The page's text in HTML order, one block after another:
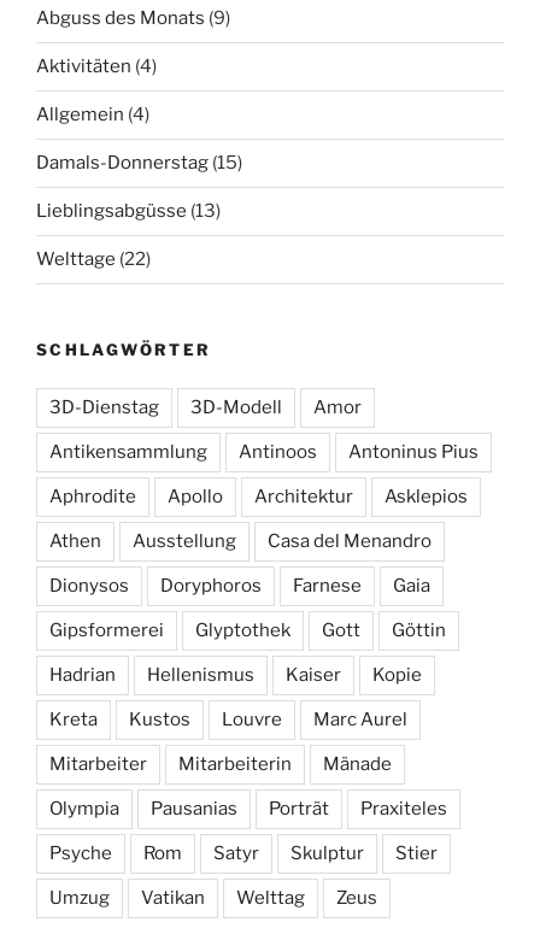
Abguss des Monats (9)
Aktivitäten (4)
Allgemein (4)
Damals-Donnerstag (15)
Lieblingsabgüsse (13)
Welttage (22)
SCHLAGWÖRTER
3D-Dienstag 3D-Modell Amor
Antikensammlung Antinoos Antoninus Pius
Aphrodite Apollo Architektur Asklepios
Athen Ausstellung Casa del Menandro
Dionysos Doryphoros Farnese Gaia
Gipsformerei Glyptothek Gott Göttin
Hadrian Hellenismus Kaiser Kopie
Kreta Kustos Louvre Marc Aurel
Mitarbeiter Mitarbeiterin Mänade
Olympia Pausanias Porträt Praxiteles
Psyche Rom Satyr Skulptur Stier
Umzug Vatikan Welttag Zeus